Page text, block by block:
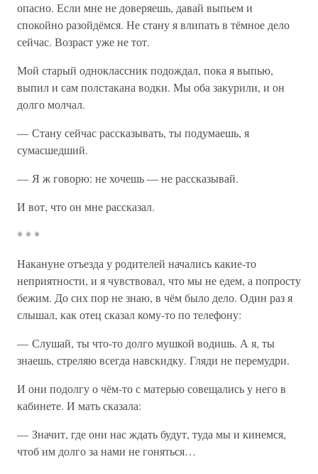
опасно. Если мне не доверяешь, давай выпьем и
спокойно разойдёмся. Не стану я влипать в тёмное дело
сейчас. Возраст уже не тот.
Мой старый одноклассник подождал, пока я выпью,
выпил и сам полстакана водки. Мы оба закурили, и он
долго молчал.
— Стану сейчас рассказывать, ты подумаешь, я
сумасшедший.
— Я ж говорю: не хочешь — не рассказывай.
И вот, что он мне рассказал.
* * *
Накануне отъезда у родителей начались какие-то
неприятности, и я чувствовал, что мы не едем, а попросту
бежим. До сих пор не знаю, в чём было дело. Один раз я
слышал, как отец сказал кому-то по телефону:
— Слушай, ты что-то долго мушкой водишь. А я, ты
знаешь, стреляю всегда навскидку. Гляди не перемудри.
И они подолгу о чём-то с матерью совещались у него в
кабинете. И мать сказала:
— Значит, где они нас ждать будут, туда мы и кинемся,
чтоб им долго за нами не гоняться…